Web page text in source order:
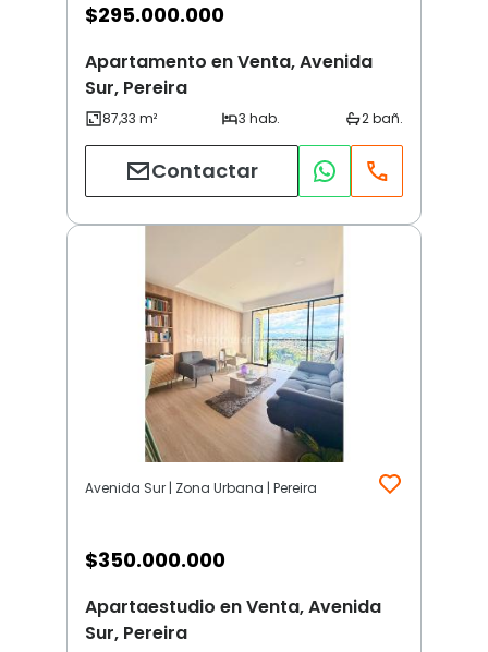
$295.000.000
Apartamento en Venta, Avenida
Sur, Pereira
Contactar
Avenida Sur | Zona Urbana | Pereira
$350.000.000
Apartaestudio en Venta, Avenida
Sur, Pereira